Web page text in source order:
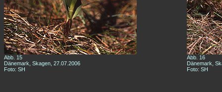
Abb. 15
Dänemark, Skagen, 27.07.2006
Foto: SH
Abb. 16
Dänemark,
Foto: SH